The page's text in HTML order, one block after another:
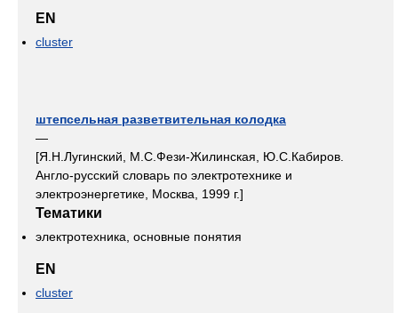
EN
cluster
штепсельная разветвительная колодка
—
[Я.Н.Лугинский, М.С.Фези-Жилинская, Ю.С.Кабиров.
Англо-русский словарь по электротехнике и
электроэнергетике, Москва, 1999 г.]
Тематики
электротехника, основные понятия
EN
cluster